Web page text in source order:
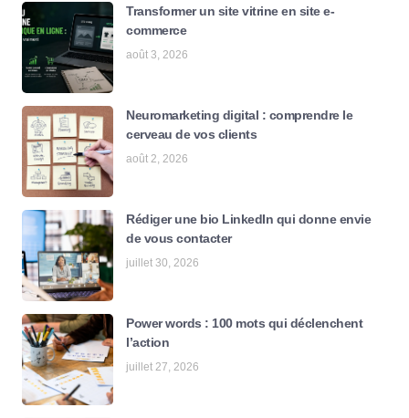
Transformer un site vitrine en site e-
commerce
août 3, 2026
Neuromarketing digital : comprendre le
cerveau de vos clients
août 2, 2026
Rédiger une bio LinkedIn qui donne envie
de vous contacter
juillet 30, 2026
Power words : 100 mots qui déclenchent
l’action
juillet 27, 2026